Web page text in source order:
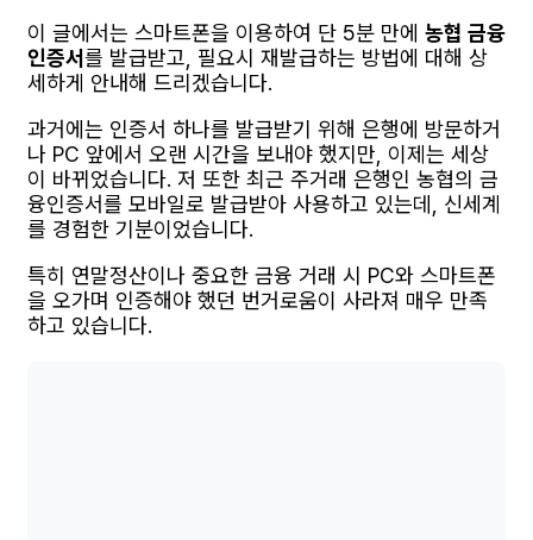
이 글에서는 스마트폰을 이용하여 단 5분 만에 농협 금융
인증서를 발급받고, 필요시 재발급하는 방법에 대해 상
세하게 안내해 드리겠습니다.
과거에는 인증서 하나를 발급받기 위해 은행에 방문하거
나 PC 앞에서 오랜 시간을 보내야 했지만, 이제는 세상
이 바뀌었습니다. 저 또한 최근 주거래 은행인 농협의 금
융인증서를 모바일로 발급받아 사용하고 있는데, 신세계
를 경험한 기분이었습니다.
특히 연말정산이나 중요한 금융 거래 시 PC와 스마트폰
을 오가며 인증해야 했던 번거로움이 사라져 매우 만족
하고 있습니다.